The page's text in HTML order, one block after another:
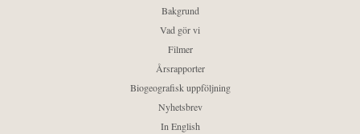
Bakgrund
Vad gör vi
Filmer
Årsrapporter
Biogeografisk uppföljning
Nyhetsbrev
In English